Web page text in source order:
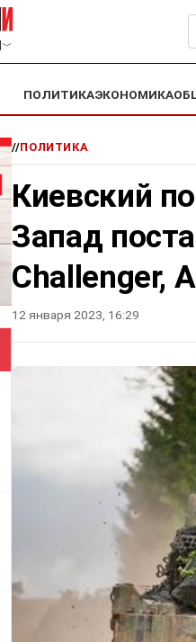
﹀
ПОЛИТИКАЭКОНОМИКА
//ПОЛИТИКА
Киевский
Запад
Challenger,
12 января 2023, 16:29